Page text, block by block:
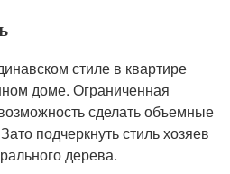
стиле в квартире
доме. Ограниченная
сделать объемные
подчеркнуть стиль хозяев
дерева.